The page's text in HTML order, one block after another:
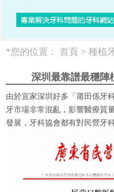
*您的位置： 首頁 > 種植
深圳最靠譜最穩陣
由於宜家深圳好多「莆田係牙
牙市場非常混亂，影響醫療質
發展，牙科協會都有對民營牙